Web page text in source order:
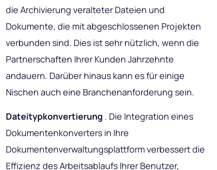
die Archivierung veralteter Dateien und
Dokumente, die mit abgeschlossenen Projekten
verbunden sind. Dies ist sehr nützlich, wenn die
Partnerschaften Ihrer Kunden Jahrzehnte
andauern. Darüber hinaus kann es für einige
Nischen auch eine Branchenanforderung sein.
Dateitypkonvertierung . Die Integration eines
Dokumentenkonverters in Ihre
Dokumentenverwaltungsplattform verbessert die
Effizienz des Arbeitsablaufs Ihrer Benutzer,